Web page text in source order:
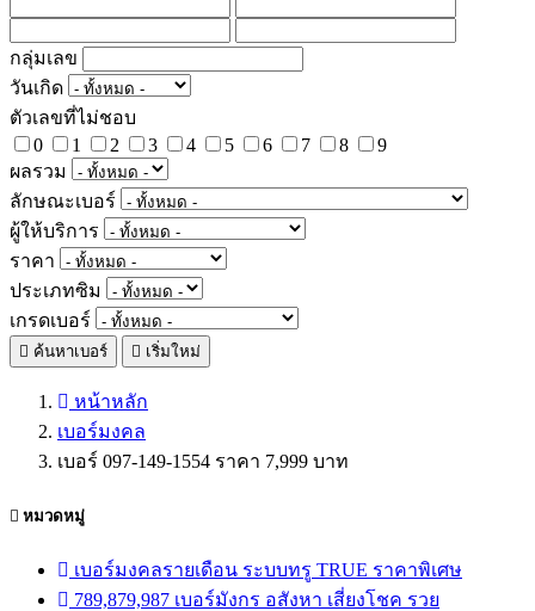
กลุ่มเลข
วันเกิด
ตัวเลขที่ไม่ชอบ
0
1 2 3 4 5 6 7 8
9
ผลรวม
ลักษณะเบอร์
ผู้ให้บริการ
ราคา
ประเภทซิม
เกรดเบอร์
ค้นหาเบอร์ เริ่มใหม่
หน้าหลัก
เบอร์มงคล
เบอร์ 097-149-1554 ราคา 7,999 บาท
หมวดหมู่
เบอร์มงคลรายเดือน ระบบทรู TRUE ราคาพิเศษ
789,879,987 เบอร์มังกร อสังหา เสี่ยงโชค รวย